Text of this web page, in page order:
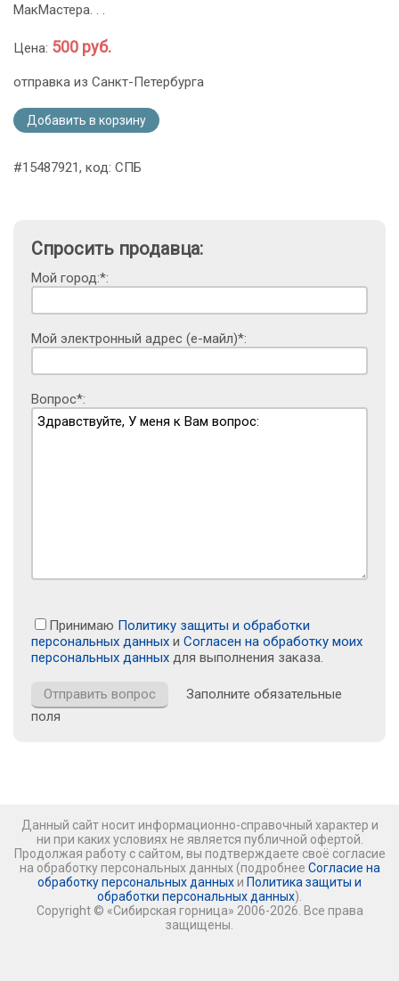
МакМастера. . .
Цена: 500 руб.
отправка из Санкт-Петербурга
Добавить в корзину
#15487921, код: СПБ
Спросить продавца:
Мой город:*:
Мой электронный адрес (е-майл)*:
Вопрос*:
Принимаю Политику защиты и обработки
персональных данных и Согласен на обработку моих
персональных данных для выполнения заказа.
Заполните обязательные
поля
Данный сайт носит информационно-справочный характер и
ни при каких условиях не является публичной офертой.
Продолжая работу с сайтом, вы подтверждаете своё согласие
на обработку персональных данных (подробнее Согласие на
обработку персональных данных и Политика защиты и
обработки персональных данных).
Copyright © «Сибирская горница» 2006-2026. Все права
защищены.